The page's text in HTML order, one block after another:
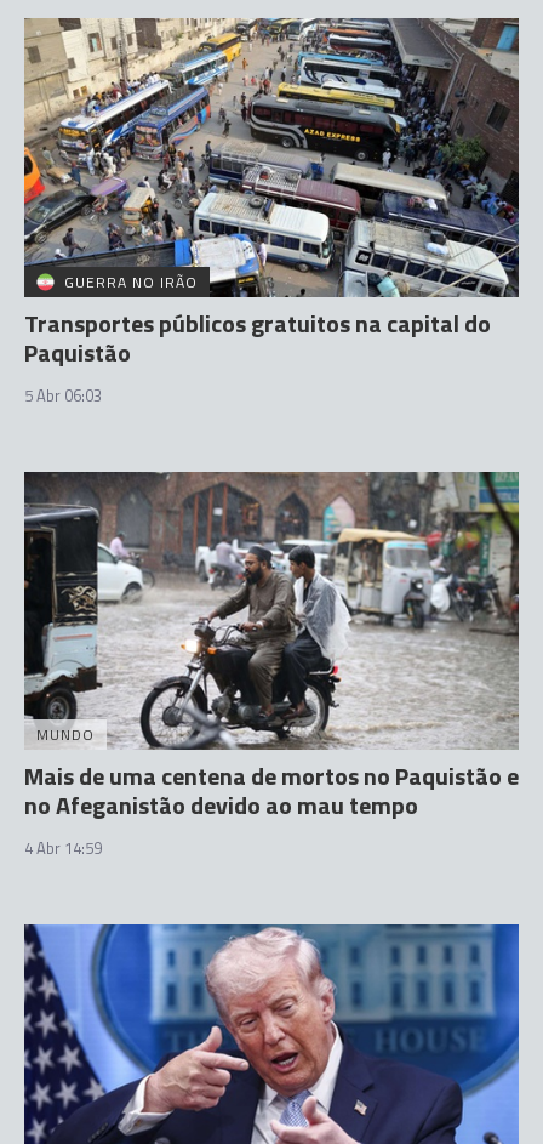
GUERRA NO IRÃO
Transportes públicos gratuitos na capital do
Paquistão
5 Abr 06:03
MUNDO
Mais de uma centena de mortos no Paquistão e
no Afeganistão devido ao mau tempo
4 Abr 14:59